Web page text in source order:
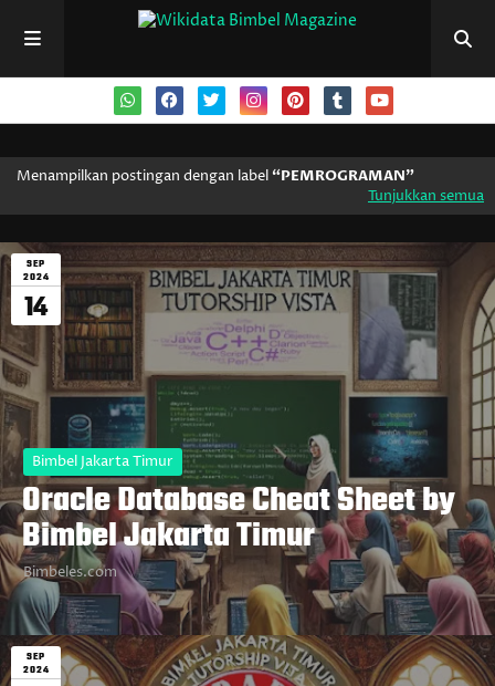
Menampilkan postingan dengan label
PEMROGRAMAN
Tunjukkan semua
SEP
2024
14
Bimbel Jakarta Timur
Oracle Database Cheat Sheet by
Bimbel Jakarta Timur
Bimbeles.com
SEP
2024